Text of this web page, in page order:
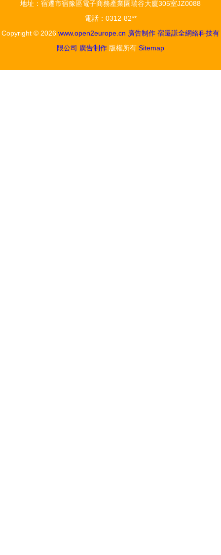
地址：宿遷市宿豫區電子商務產業園瑞谷大廈305室JZ0088
電話：0312-82**
Copyright © 2026 www.open2europe.cn 廣告制作 宿遷謙全網絡科技有
限公司 廣告制作 版權所有 Sitemap